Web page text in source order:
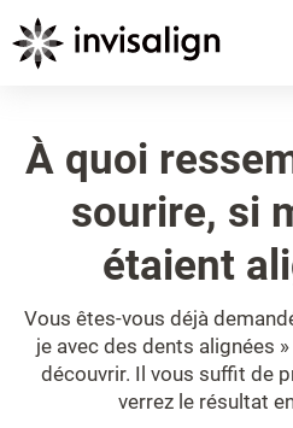
À quoi
sourire, si
étaient
Vous êtes-vous déjà
je avec des dents alignées
découvrir. Il vous suffit de
verrez le résultat